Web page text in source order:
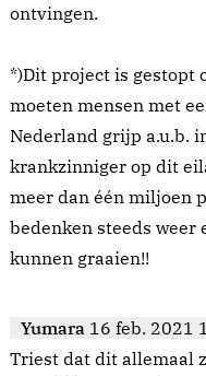
ontvingen.
*)Dit project is gestopt
moeten mensen met
Nederland grijp a.u.b.
krankzinniger op dit
meer dan één miljoen
bedenken steeds weer
kunnen graaien!!
Yumara 16 feb. 2021
Triest dat dit allemaal